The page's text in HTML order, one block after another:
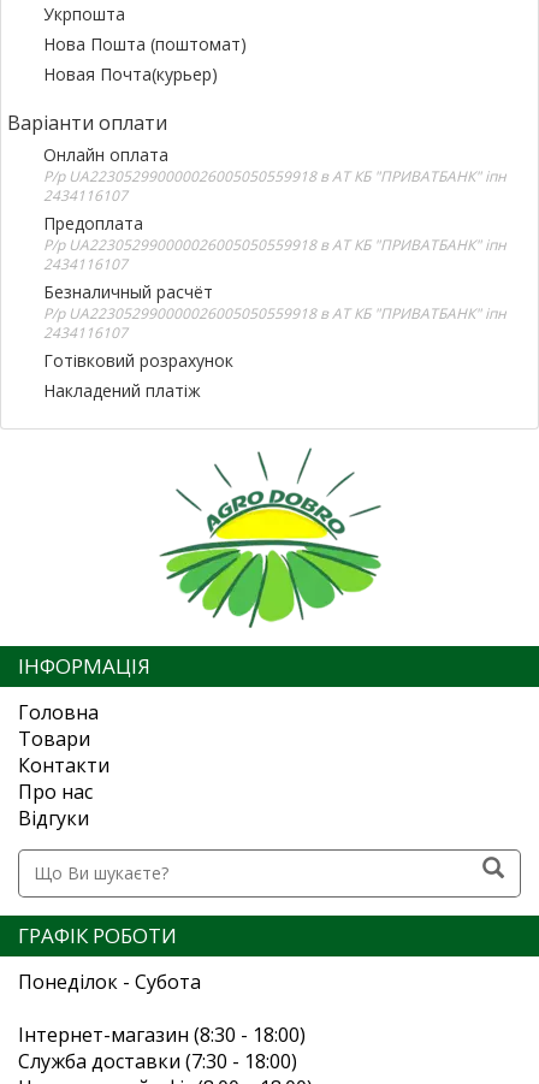
Укрпошта
Нова Пошта (поштомат)
Новая Почта(курьер)
Варіанти оплати
Онлайн оплата
Р/р UA223052990000026005050559918 в АТ КБ "ПРИВАТБАНК" іпн
2434116107
Предоплата
Р/р UA223052990000026005050559918 в АТ КБ "ПРИВАТБАНК" іпн
2434116107
Безналичный расчёт
Р/р UA223052990000026005050559918 в АТ КБ "ПРИВАТБАНК" іпн
2434116107
Готівковий розрахунок
Накладений платіж
ІНФОРМАЦІЯ
Головна
Товари
Контакти
Про нас
Відгуки
ГРАФІК РОБОТИ
Понеділок - Субота
Інтернет-магазин (8:30 - 18:00)
Служба доставки (7:30 - 18:00)